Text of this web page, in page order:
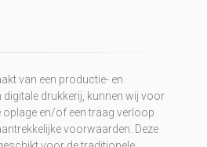
van een productie- en
drukkerij, kunnen wij voor
oplage en/of een traag verloop
voorwaarden. Deze